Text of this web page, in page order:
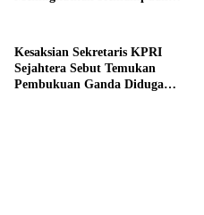
Kesaksian Sekretaris KPRI
Sejahtera Sebut Temukan
Pembukuan Ganda Diduga